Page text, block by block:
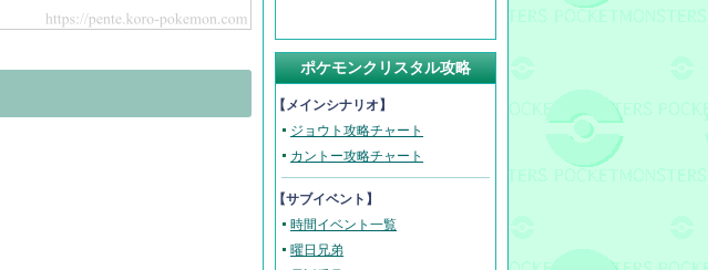
ポケモンクリスタル攻略
【メインシナリオ】
ジョウト攻略チャート
カントー攻略チャート
【サブイベント】
時間イベント一覧
曜日兄弟